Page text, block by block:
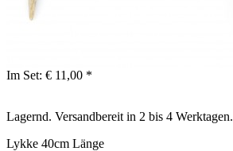
Im Set: € 11,00 *
Lagernd. Versandbereit in 2 bis 4 Werktagen.
Lykke 40cm Länge